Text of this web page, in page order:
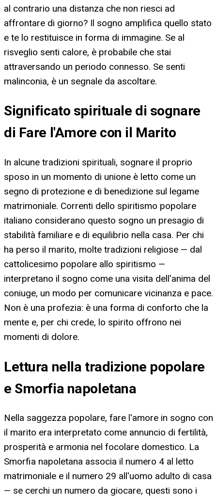
al contrario una distanza che non riesci ad
affrontare di giorno? Il sogno amplifica quello stato
e te lo restituisce in forma di immagine. Se al
risveglio senti calore, è probabile che stai
attraversando un periodo connesso. Se senti
malinconia, è un segnale da ascoltare.
Significato spirituale di sognare
di Fare l'Amore con il Marito
In alcune tradizioni spirituali, sognare il proprio
sposo in un momento di unione è letto come un
segno di protezione e di benedizione sul legame
matrimoniale. Correnti dello spiritismo popolare
italiano considerano questo sogno un presagio di
stabilità familiare e di equilibrio nella casa. Per chi
ha perso il marito, molte tradizioni religiose — dal
cattolicesimo popolare allo spiritismo —
interpretano il sogno come una visita dell'anima del
coniuge, un modo per comunicare vicinanza e pace.
Non è una profezia: è una forma di conforto che la
mente e, per chi crede, lo spirito offrono nei
momenti di dolore.
Lettura nella tradizione popolare
e Smorfia napoletana
Nella saggezza popolare, fare l'amore in sogno con
il marito era interpretato come annuncio di fertilità,
prosperità e armonia nel focolare domestico. La
Smorfia napoletana associa il numero 4 al letto
matrimoniale e il numero 29 all'uomo adulto di casa
— se cerchi un numero da giocare, questi sono i